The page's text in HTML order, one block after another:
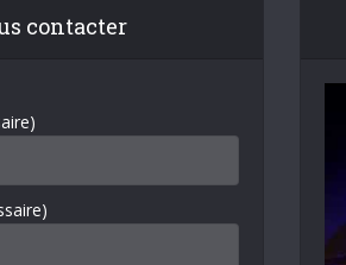
contacter